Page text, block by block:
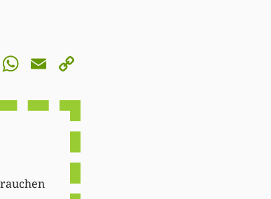
Bluesky
WhatsApp
Email